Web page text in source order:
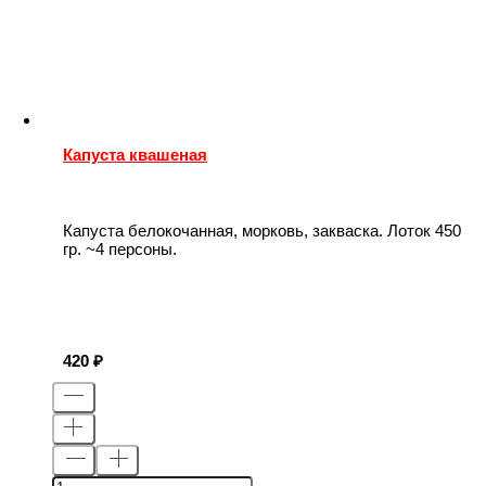
Капуста квашеная
Капуста белокочанная, морковь, закваска. Лоток 450
гр. ~4 персоны.
420